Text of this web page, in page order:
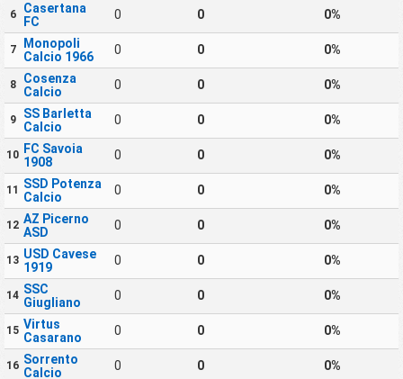
6
Casertana
FC
0 0 0%
7
Monopoli
Calcio 1966
0 0 0%
8
Cosenza
Calcio
0 0 0%
9
SS Barletta
Calcio
0 0 0%
10 FC Savoia
1908
0 0 0%
11
SSD Potenza
Calcio
0 0 0%
12 AZ Picerno
ASD
0 0 0%
13 USD Cavese
1919
0 0 0%
14 SSC
Giugliano
0 0 0%
15 Virtus
Casarano
0 0 0%
16 Sorrento
Calcio
0 0 0%